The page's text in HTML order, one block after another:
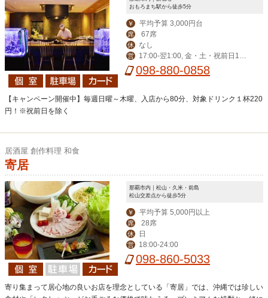
おもろまち駅から徒歩5分
￥ 平均予算 3,000円台
席 67席
休 なし
営
17:00-翌1:00, 金・土・祝前日17:
00-翌2:00
098-880-0858
【キャンペーン開催中】毎週日曜～木曜、入店から80分、対象ドリンク１杯220
円！※祝前日を除く
居酒屋 創作料理 和食
寄居
那覇市内｜松山・久米・前島
松山交差点から徒歩5分
￥ 平均予算 5,000円以上
席 28席
休 日
営 18:00-24:00
098-860-5033
寄り集まって居心地の良いお店を理念としている「寄居」では、沖縄では珍しい